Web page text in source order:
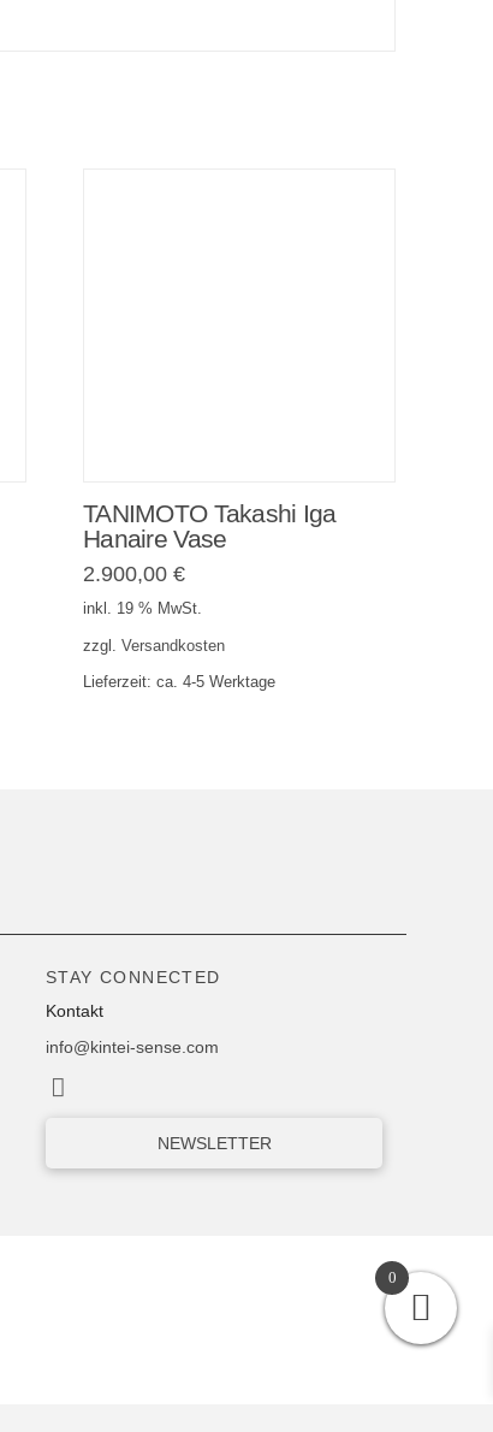
TANIMOTO Takashi Iga
Hanaire Vase
2.900,00€
inkl. 19 % MwSt.
zzgl.Versandkosten
Lieferzeit:ca. 4-5 Werktage
STAY CONNECTED
Kontakt
info@kintei-sense.com
NEWSLETTER
0